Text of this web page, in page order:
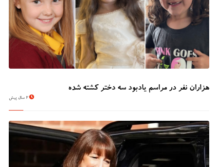
هزاران نفر در مراسم یادبود سه دختر کشته شده
2 سال پیش